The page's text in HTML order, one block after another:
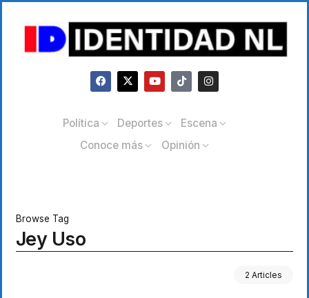
Política Deportes
Escena
Conoce más
Opinión
Browse Tag
Jey Uso
2 Articles